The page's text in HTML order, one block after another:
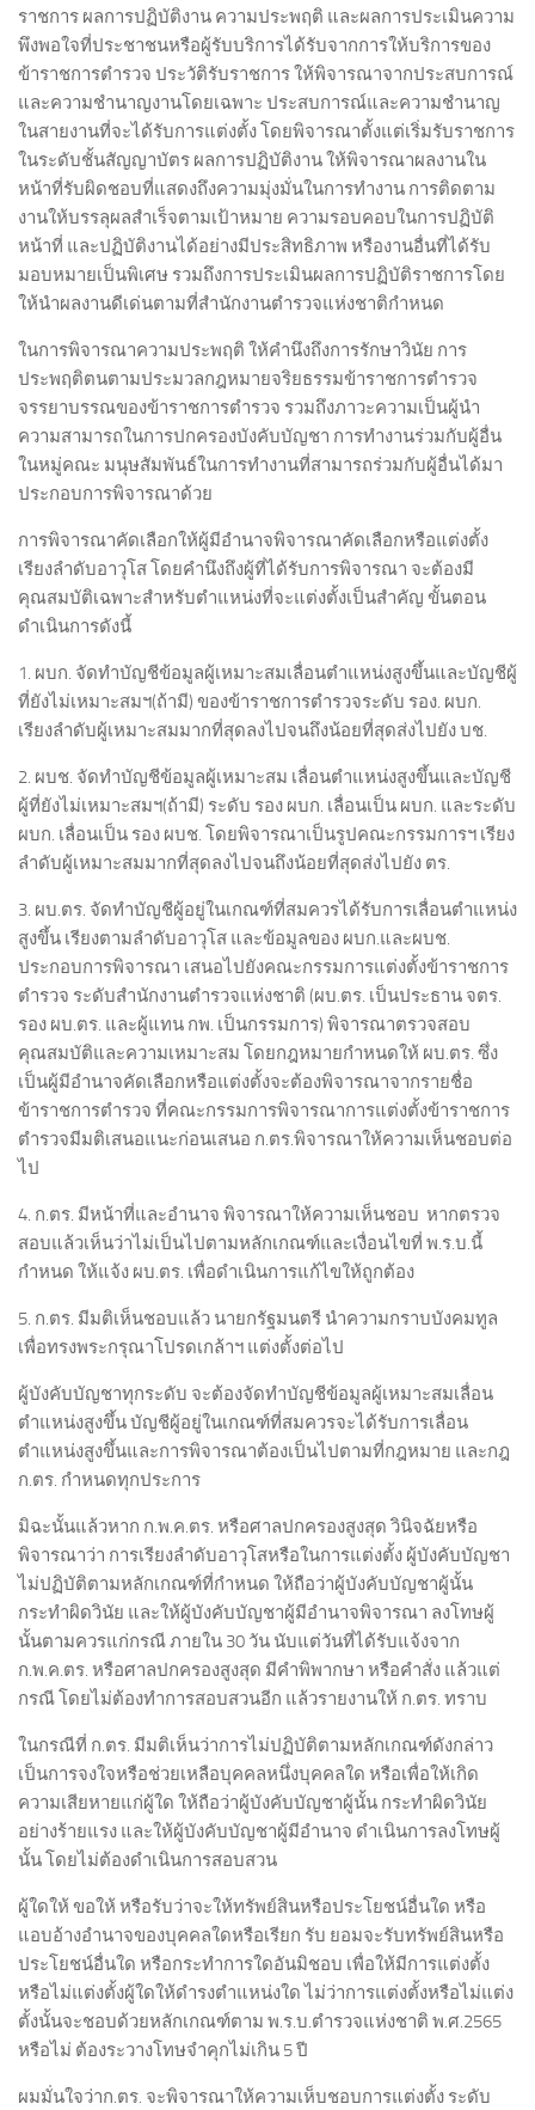
ราชการ ผลการปฏิบัติงาน ความประพฤติ และผลการประเมินความ
พึงพอใจที่ประชาชนหรือผู้รับบริการได้รับจากการให้บริการของ
ข้าราชการตำรวจ ประวัติรับราชการ ให้พิจารณาจากประสบการณ์
และความชำนาญงานโดยเฉพาะ ประสบการณ์และความชำนาญ
ในสายงานที่จะได้รับการแต่งตั้ง โดยพิจารณาตั้งแต่เริ่มรับราชการ
ในระดับชั้นสัญญาบัตร ผลการปฏิบัติงาน ให้พิจารณาผลงานใน
หน้าที่รับผิดชอบที่แสดงถึงความมุ่งมั่นในการทำงาน การติดตาม
งานให้บรรลุผลสำเร็จตามเป้าหมาย ความรอบคอบในการปฏิบัติ
หน้าที่ และปฏิบัติงานได้อย่างมีประสิทธิภาพ หรืองานอื่นที่ได้รับ
มอบหมายเป็นพิเศษ รวมถึงการประเมินผลการปฏิบัติราชการโดย
ให้นำผลงานดีเด่นตามที่สำนักงานตำรวจแห่งชาติกำหนด
ในการพิจารณาความประพฤติ ให้คำนึงถึงการรักษาวินัย การ
ประพฤติตนตามประมวลกฎหมายจริยธรรมข้าราชการตำรวจ
จรรยาบรรณของข้าราชการตำรวจ รวมถึงภาวะความเป็นผู้นำ
ความสามารถในการปกครองบังคับบัญชา การทำงานร่วมกับผู้อื่น
ในหมู่คณะ มนุษสัมพันธ์ในการทำงานที่สามารถร่วมกับผู้อื่นได้มา
ประกอบการพิจารณาด้วย
การพิจารณาคัดเลือกให้ผู้มีอำนาจพิจารณาคัดเลือกหรือแต่งตั้ง
เรียงลำดับอาวุโส โดยคำนึงถึงผู้ที่ได้รับการพิจารณา จะต้องมี
คุณสมบัติเฉพาะสำหรับตำแหน่งที่จะแต่งตั้งเป็นสำคัญ ขั้นตอน
ดำเนินการดังนี้
1. ผบก. จัดทำบัญชีข้อมูลผู้เหมาะสมเลื่อนตำแหน่งสูงขึ้นและบัญชีผู้
ที่ยังไม่เหมาะสมฯ(ถ้ามี) ของข้าราชการตำรวจระดับ รอง. ผบก.
เรียงลำดับผู้เหมาะสมมากที่สุดลงไปจนถึงน้อยที่สุดส่งไปยัง บช.
2. ผบช. จัดทำบัญชีข้อมูลผู้เหมาะสม เลื่อนตำแหน่งสูงขึ้นและบัญชี
ผู้ที่ยังไม่เหมาะสมฯ(ถ้ามี) ระดับ รอง ผบก. เลื่อนเป็น ผบก. และระดับ
ผบก. เลื่อนเป็น รอง ผบช. โดยพิจารณาเป็นรูปคณะกรรมการฯ เรียง
ลำดับผู้เหมาะสมมากที่สุดลงไปจนถึงน้อยที่สุดส่งไปยัง ตร.
3. ผบ.ตร. จัดทำบัญชีผู้อยู่ในเกณฑ์ที่สมควรได้รับการเลื่อนตำแหน่ง
สูงขึ้น เรียงตามลำดับอาวุโส และข้อมูลของ ผบก.และผบช.
ประกอบการพิจารณา เสนอไปยังคณะกรรมการแต่งตั้งข้าราชการ
ตำรวจ ระดับสำนักงานตำรวจแห่งชาติ (ผบ.ตร. เป็นประธาน จตร.
รอง ผบ.ตร. และผู้แทน กพ. เป็นกรรมการ) พิจารณาตรวจสอบ
คุณสมบัติและความเหมาะสม โดยกฎหมายกำหนดให้ ผบ.ตร. ซึ่ง
เป็นผู้มีอำนาจคัดเลือกหรือแต่งตั้งจะต้องพิจารณาจากรายชื่อ
ข้าราชการตำรวจ ที่คณะกรรมการพิจารณาการแต่งตั้งข้าราชการ
ตำรวจมีมติเสนอแนะก่อนเสนอ ก.ตร.พิจารณาให้ความเห็นชอบต่อ
ไป
4. ก.ตร. มีหน้าที่และอำนาจ พิจารณาให้ความเห็นชอบ หากตรวจ
สอบแล้วเห็นว่าไม่เป็นไปตามหลักเกณฑ์และเงื่อนไขที่ พ.ร.บ.นี้
กำหนด ให้แจ้ง ผบ.ตร. เพื่อดำเนินการแก้ไขให้ถูกต้อง
5. ก.ตร. มีมติเห็นชอบแล้ว นายกรัฐมนตรี นำความกราบบังคมทูล
เพื่อทรงพระกรุณาโปรดเกล้าฯ แต่งตั้งต่อไป
ผู้บังคับบัญชาทุกระดับ จะต้องจัดทำบัญชีข้อมูลผู้เหมาะสมเลื่อน
ตำแหน่งสูงขึ้น บัญชีผู้อยู่ในเกณฑ์ที่สมควรจะได้รับการเลื่อน
ตำแหน่งสูงขึ้นและการพิจารณาต้องเป็นไปตามที่กฎหมาย และกฎ
ก.ตร. กำหนดทุกประการ
มิฉะนั้นแล้วหาก ก.พ.ค.ตร. หรือศาลปกครองสูงสุด วินิจฉัยหรือ
พิจารณาว่า การเรียงลำดับอาวุโสหรือในการแต่งตั้ง ผู้บังคับบัญชา
ไม่ปฏิบัติตามหลักเกณฑ์ที่กำหนด ให้ถือว่าผู้บังคับบัญชาผู้นั้น
กระทำผิดวินัย และให้ผู้บังคับบัญชาผู้มีอำนาจพิจารณา ลงโทษผู้
นั้นตามควรแก่กรณี ภายใน 30 วัน นับแต่วันที่ได้รับแจ้งจาก
ก.พ.ค.ตร. หรือศาลปกครองสูงสุด มีคำพิพากษา หรือคำสั่ง แล้วแต่
กรณี โดยไม่ต้องทำการสอบสวนอีก แล้วรายงานให้ ก.ตร. ทราบ
ในกรณีที่ ก.ตร. มีมติเห็นว่าการไม่ปฏิบัติตามหลักเกณฑ์ดังกล่าว
เป็นการจงใจหรือช่วยเหลือบุคคลหนึ่งบุคคลใด หรือเพื่อให้เกิด
ความเสียหายแก่ผู้ใด ให้ถือว่าผู้บังคับบัญชาผู้นั้น กระทำผิดวินัย
อย่างร้ายแรง และให้ผู้บังคับบัญชาผู้มีอำนาจ ดำเนินการลงโทษผู้
นั้น โดยไม่ต้องดำเนินการสอบสวน
ผู้ใดให้ ขอให้ หรือรับว่าจะให้ทรัพย์สินหรือประโยชน์อื่นใด หรือ
แอบอ้างอำนาจของบุคคลใดหรือเรียก รับ ยอมจะรับทรัพย์สินหรือ
ประโยชน์อื่นใด หรือกระทำการใดอันมิชอบ เพื่อให้มีการแต่งตั้ง
หรือไม่แต่งตั้งผู้ใดให้ดำรงตำแหน่งใด ไม่ว่าการแต่งตั้งหรือไม่แต่ง
ตั้งนั้นจะชอบด้วยหลักเกณฑ์ตาม พ.ร.บ.ตำรวจแห่งชาติ พ.ศ.2565
หรือไม่ ต้องระวางโทษจำคุกไม่เกิน 5 ปี
ผมมั่นใจว่าก.ตร. จะพิจารณาให้ความเห็บชอบการแต่งตั้ง ระดับ